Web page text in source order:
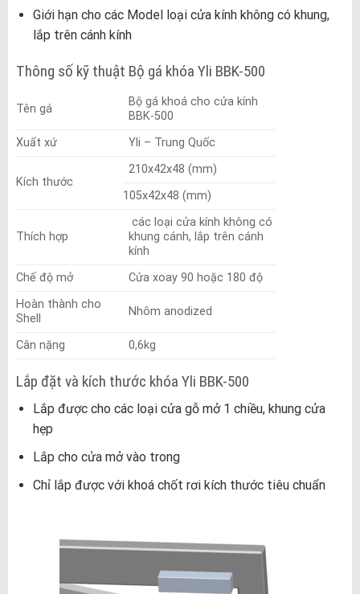
Giới hạn cho các Model loại cửa kính không có khung,
lắp trên cánh kính
Thông số kỹ thuật Bộ gá khóa Yli BBK-500
Tên gá
Bộ gá khoá cho cửa kính
BBK-500
Xuất xứ
Yli – Trung Quốc
Kích thước
210x42x48 (mm)
105x42x48 (mm)
Thích hợp
các loại cửa kính không có
khung cánh, lắp trên cánh
kính
Chế độ mở
Cửa xoay 90 hoặc 180 độ
Hoàn thành cho
Shell
Nhôm anodized
Cân nặng 0,6kg
Lắp đặt và kích thước khóa Yli BBK-500
Lắp được cho các loại cửa gỗ mở 1 chiều, khung cửa
hẹp
Lắp cho cửa mở vào trong
Chỉ lắp được với khoá chốt rơi kích thước tiêu chuẩn